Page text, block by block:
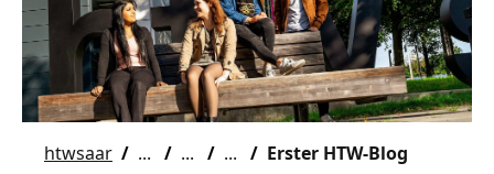
htwsaar Erster HTW-Blog